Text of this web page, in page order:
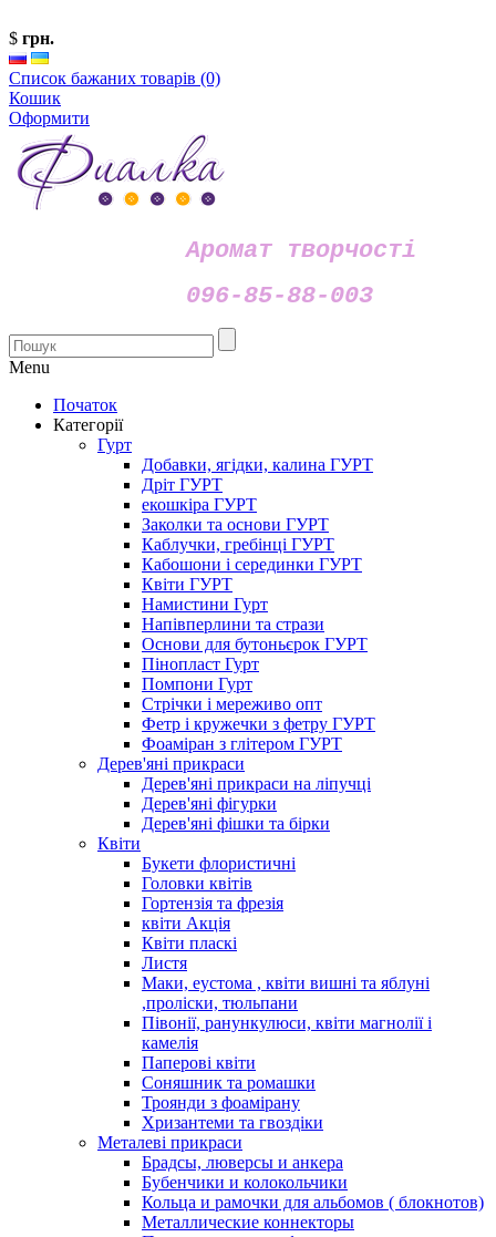
$ грн.
Список бажаних товарів (0)
Кошик
Оформити
Аромат творчості
096-85-88-003
Menu
Початок
Категорії
Гурт
Добавки, ягідки, калина ГУРТ
Дріт ГУРТ
екошкіра ГУРТ
Заколки та основи ГУРТ
Каблучки, гребінці ГУРТ
Кабошони і серединки ГУРТ
Квіти ГУРТ
Намистини Гурт
Напівперлини та стрази
Основи для бутоньєрок ГУРТ
Пінопласт Гурт
Помпони Гурт
Стрічки і мереживо опт
Фетр і кружечки з фетру ГУРТ
Фоаміран з глітером ГУРТ
Дерев'яні прикраси
Дерев'яні прикраси на ліпучці
Дерев'яні фігурки
Дерев'яні фішки та бірки
Квіти
Букети флористичні
Головки квітів
Гортензія та фрезія
квіти Акція
Квіти пласкі
Листя
Маки, еустома , квіти вишні та яблуні
,проліски, тюльпани
Півонії, ранункулюси, квіти магнолії і
камелія
Паперові квіти
Соняшник та ромашки
Троянди з фоамірану
Хризантеми та гвоздіки
Металеві прикраси
Брадсы, люверсы и анкера
Бубенчики и колокольчики
Кольца и рамочки для альбомов ( блокнотов)
Металлические коннекторы